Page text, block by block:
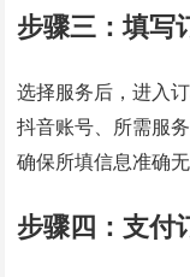
步骤三：填写
选择服务后，进入
抖音账号、所需服
确保所填信息准确
步骤四：支付